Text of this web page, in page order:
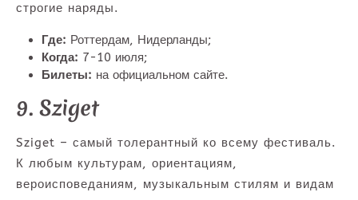
строгие наряды.
Где: Роттердам, Нидерланды;
Когда: 7-10 июля;
Билеты: на официальном сайте.
9. Sziget
Sziget – самый толерантный ко всему фестиваль.
К любым культурам, ориентациям,
вероисповеданиям, музыкальным стилям и видам